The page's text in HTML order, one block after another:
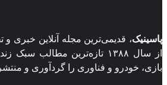
، قدیمی‌ترین مجله آنلاین خبری و
از سال ۱۳۸۸ تازه‌ترین مطالب
خودرو و فناوری را گردآوری و منتشر